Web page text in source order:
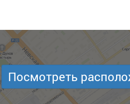
Посмотреть